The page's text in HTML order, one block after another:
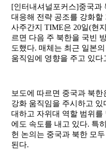
[인터내셔널포커스]중국과
대응해 전략 공조를 강화할
사주간지 TIME은 20일(현
르면 다음 주 북한을 국빈
도했다. 매체는 최근 일본
움직임에 영향을 주고 있다
보도에 따르면 중국과 북
강화 움직임을 주시하고
대하고 자위대 역할 범위
에도 속도를 내고 있다. 특
헌 논의는 중국과 북한 모
된다.